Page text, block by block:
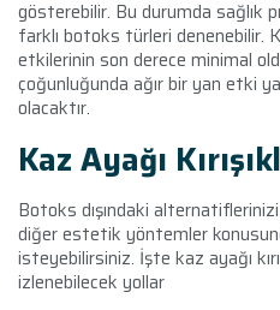
gösterebilir. Bu durumda sağlık
farklı botoks türleri denenebilir.
etkilerinin son derece minimal
çoğunluğunda ağır bir yan etki
olacaktır.
Kaz Ayağı
Botoks dışındaki
diğer estetik yöntemler
isteyebilirsiniz. İşte kaz ayağı
izlenebilecek yollar